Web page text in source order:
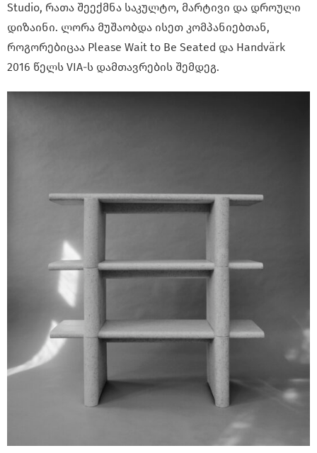
Studio, რათა შეექმნა საკულტო, მარტივი და დროული
დიზაინი. ლორა მუშაობდა ისეთ კომპანიებთან,
როგორებიცაა Please Wait to Be Seated და Handvärk
2016 წელს VIA-ს დამთავრების შემდეგ.